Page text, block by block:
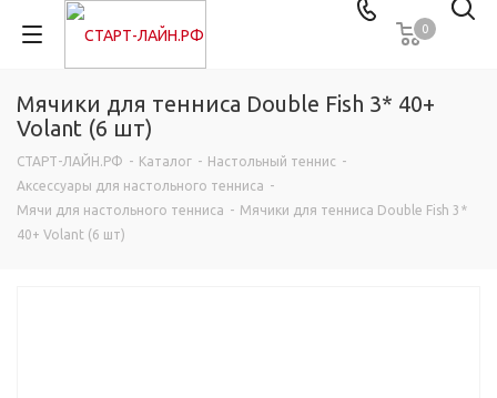
0
Мячики для тенниса Double Fish 3* 40+
Volant (6 шт)
СТАРТ-ЛАЙН.РФ - Каталог - Настольный теннис -
Аксессуары для настольного тенниса -
Мячи для настольного тенниса - Мячики для тенниса Double Fish 3*
40+ Volant (6 шт)